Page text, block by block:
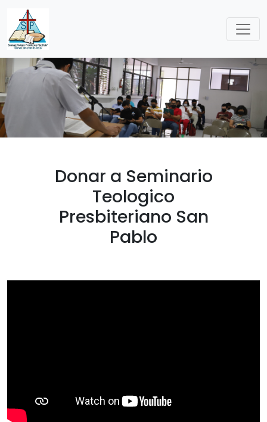
Donar a Seminario
Teologico
Presbiteriano San
Pablo